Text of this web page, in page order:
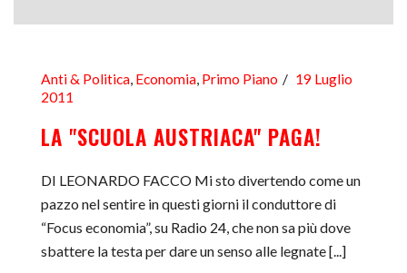
Anti & Politica, Economia, Primo Piano
19 Luglio
2011
LA "SCUOLA AUSTRIACA" PAGA!
DI LEONARDO FACCO Mi sto divertendo come un
pazzo nel sentire in questi giorni il conduttore di
“Focus economia”, su Radio 24, che non sa più dove
sbattere la testa per dare un senso alle legnate [...]